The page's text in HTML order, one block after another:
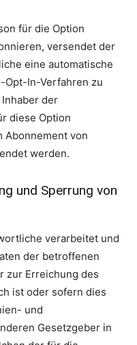
für die Option
versendet der
eine automatische
Opt-In-Verfahren zu
der
diese Option
Abonnement von
werden.
und Sperrung von
verarbeitet und
der betroffenen
zur Erreichung des
ist oder sofern dies
und
Gesetzgeber in